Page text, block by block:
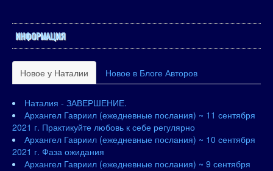
ИНФОРМАЦИЯ
Новое у Наталии Новое в Блоге Авторов
Наталия - ЗАВЕРШЕНИЕ.
Архангел Гавриил (ежедневные послания) ~ 11 сентября
2021 г. Практикуйте любовь к себе регулярно
Архангел Гавриил (ежедневные послания) ~ 10 сентября
2021 г. Фаза ожидания
Архангел Гавриил (ежедневные послания) ~ 9 сентября